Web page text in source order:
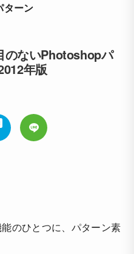
ターン
のないPhotoshopパ
年版
のひとつに、パターン素